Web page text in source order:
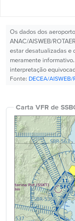
Os dados dos
ANAC/AISWEB/
estar desatualizadas e
meramente
interpretação
Fonte: DECEA/AISWEB/
Carta VFR de